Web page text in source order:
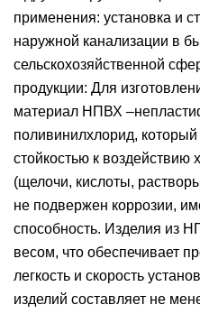
применения: установка и
наружной канализации в
сельскохозяйственной
продукции: Для
материал НПВХ
поливинилхлорид, который
стойкостью к воздействию
(щелочи, кислоты,
не подвержен коррозии,
способность. Изделия из
весом, что обеспечивает
легкость и скорость
изделий составляет не